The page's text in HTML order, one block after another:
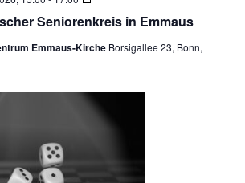
Seniorenkreis in Emmaus
u
e
c
h
Emmaus-Kirche Borsigallee 23, Bonn,